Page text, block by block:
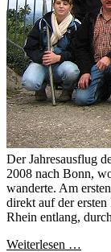
Der Jahresausflug
2008 nach Bonn,
wanderte. Am
direkt auf der
Rhein entlang,
Weiterlesen …